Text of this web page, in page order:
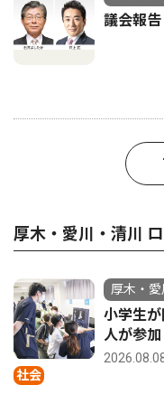
議会報
厚木・愛川・清川
社会
厚木・愛
小学生
人が参加